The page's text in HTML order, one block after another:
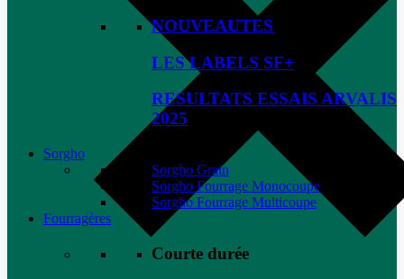
NOUVEAUTES
LES LABELS SF+
RESULTATS ESSAIS ARVALIS
2025
Sorgho
Sorgho Grain
Sorgho Fourrage Monocoupe
Sorgho Fourrage Multicoupe
Fourragères
Courte durée